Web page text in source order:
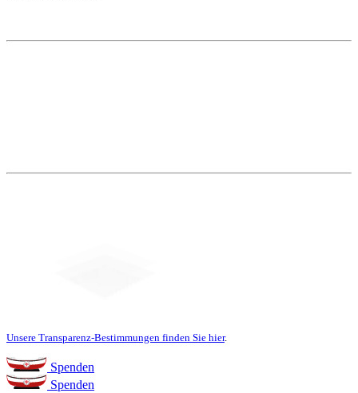
Unsere Transparenz-Bestimmungen finden Sie hier.
Spenden
Spenden